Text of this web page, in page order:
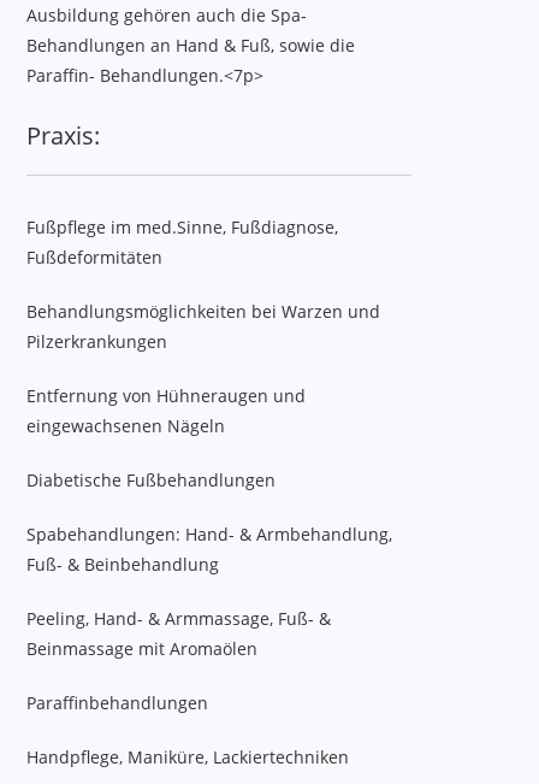
Ausbildung gehören auch die Spa-
Behandlungen an Hand & Fuß, sowie die
Paraffin- Behandlungen.<7p>
Praxis:
Fußpflege im med.Sinne, Fußdiagnose,
Fußdeformitäten
Behandlungsmöglichkeiten bei Warzen und
Pilzerkrankungen
Entfernung von Hühneraugen und
eingewachsenen Nägeln
Diabetische Fußbehandlungen
Spabehandlungen: Hand- & Armbehandlung,
Fuß- & Beinbehandlung
Peeling, Hand- & Armmassage, Fuß- &
Beinmassage mit Aromaölen
Paraffinbehandlungen
Handpflege, Maniküre, Lackiertechniken